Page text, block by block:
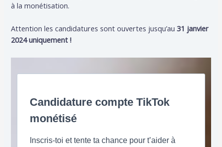
à la monétisation.
Attention les candidatures sont ouvertes jusqu’au 31 janvier
2024 uniquement !
Candidature compte TikTok
monétisé
Inscris-toi et tente ta chance pour t’aider à